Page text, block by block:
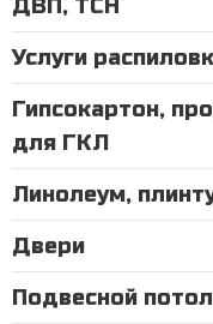
ДВП, ТСН
Услуги
Гипсокартон,
для ГКЛ
Линолеум,
Двери
Подвесной